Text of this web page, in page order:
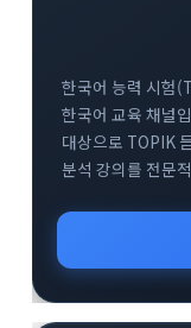
한국어 능력 시험
한국어 교육 채널
대상으로 TOPIK
분석 강의를 전문
전문 아카데미 소통